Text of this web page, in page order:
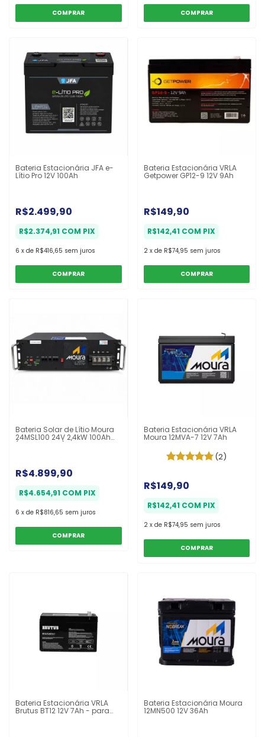
COMPRAR
Bateria Estacionária JFA e-
Lítio Pro 12V 100Ah
R$2.499,90
R$2.374,91 COM PIX
6 x de R$416,65 sem juros
Bateria Estacionária VRLA
Getpower GP12-9 12V 9Ah
R$149,90
R$142,41 COM PIX
2 x de R$74,95 sem juros
Bateria Solar de Lítio Moura
24MSL100 24V 2,4kW 100Ah
(6000 Ciclos)
R$4.899,90
R$4.654,91 COM PIX
6 x de R$816,65 sem juros
Bateria Estacionária VRLA
Moura 12MVA-7 12V 7Ah
(2)
R$149,90
R$142,41 COM PIX
2 x de R$74,95 sem juros
Bateria Estacionária VRLA
Brutus BT12 12V 7Ah - para
Bateria Estacionária Moura
12MN500 12V 36Ah